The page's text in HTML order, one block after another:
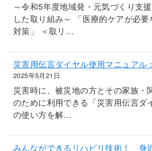
～令和5年度地域発・元気づくり支
した取り組み～ 「医療的ケアが必
対策」 ＜取リ…
災害用伝言ダイヤル使用マニュアル
2025年5月21日
災害時に、被災地の方とその家族・
のために利用できる「災害用伝言ダ
の使い方を解…
みんなができるリハビリ技術！ 身